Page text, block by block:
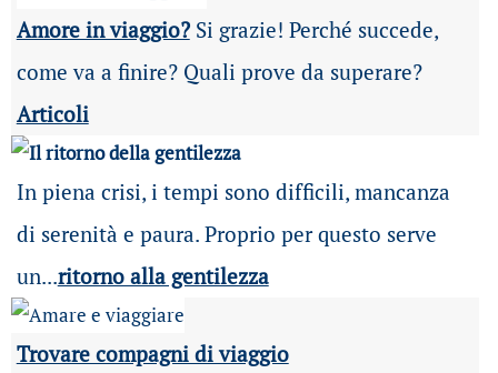
Amore in viaggio?Si grazie! Perché succede,
come va a finire? Quali prove da superare?
Articoli
In piena crisi, i tempi sono difficili, mancanza
di serenità e paura. Proprio per questo serve
un...ritorno alla gentilezza
Trovare compagni di viaggio